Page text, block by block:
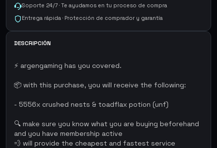
Soporte 24/7 · Te ayudamos en tu proceso de compra
Entrega rápida · Protección de comprador y garantía
DESCRIPCIÓN
⚡ argengaming has you covered.
📦 with this purchase, you will receive the following:
- 5556x crushed nests & toadflax potion (unf)
🔍 make sure you know what you are buying beforehand
and you have membership active
💨 will provide the cheapest and fastest service